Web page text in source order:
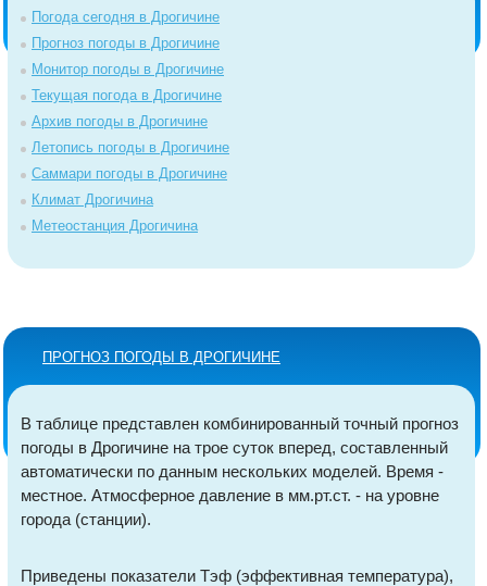
Погода сегодня в Дрогичине
Прогноз погоды в Дрогичине
Монитор погоды в Дрогичине
Текущая погода в Дрогичине
Архив погоды в Дрогичине
Летопись погоды в Дрогичине
Саммари погоды в Дрогичине
Климат Дрогичина
Метеостанция Дрогичина
ПРОГНОЗ ПОГОДЫ В ДРОГИЧИНЕ
В таблице представлен комбинированный точный прогноз
погоды в Дрогичине на трое суток вперед, составленный
автоматически по данным нескольких моделей. Время -
местное. Атмосферное давление в мм.рт.ст. - на уровне
города (станции).
Приведены показатели Тэф (эффективная температура),